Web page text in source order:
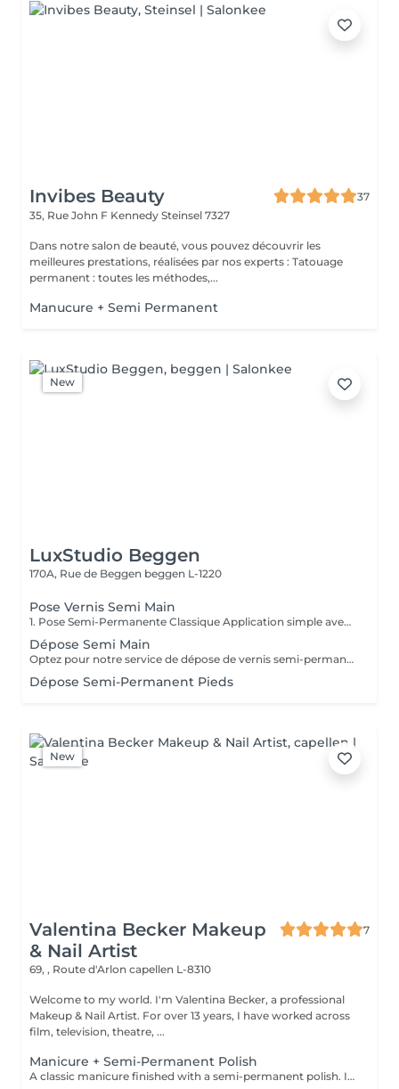
Invibes Beauty
37
35, Rue John F Kennedy Steinsel 7327
Dans notre salon de beauté, vous pouvez découvrir les
meilleures prestations, réalisées par nos experts : Tatouage
permanent : toutes les méthodes,...
Manucure + Semi Permanent
New
LuxStudio Beggen
170A, Rue de Beggen beggen L-1220
Pose Vernis Semi Main
1. Pose Semi-Permanente Classique Application simple avec une fine couche de base. Idéale pour celles qui souhaitent de la couleur, de la brillance et un léger renfort. Tenue moyenne 2 semaines. 2. Pose Semi + Renfort Combinaison d'une base classique avec une couche de renfort. Offre une meilleure résistance que le semi-permanent classique, parfaite pour les ongles naturels. Moyenne Tenue de 2 à 3 semaines. 3. Pose Semi + Fiber Ultra Base classique combinée à un gel enrichi en fibres, idéale pour les ongles fragiles ou nécessitant un renforcement supplémentaire. Tenue Moyenne 3 à 4 semaines.
Dépose Semi Main
Optez pour notre service de dépose de vernis semi-permanent avec 4 options adaptées à vos besoins : 1. Dépose simple : Retrait de l'ancien vernis semi-permanent.
Dépose Semi-Permanent Pieds
New
Valentina Becker Makeup
& Nail Artist
7
69, , Route d'Arlon capellen L-8310
Welcome to my world. I'm Valentina Becker, a professional
Makeup & Nail Artist. For over 13 years, I have worked across
film, television, theatre, ...
Manicure + Semi-Permanent Polish
A classic manicure finished with a semi-permanent polish. Ideal for those who want glossy, well-groomed and durable nails for around 2 to 3 weeks. Semi-permanent polish must be professionally removed or renewed in the salon.